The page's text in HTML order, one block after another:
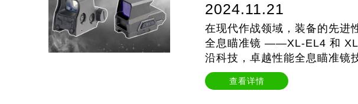
2024.11.21
在现代作战领域，装备的先进
全息瞄准镜 ——XL-EL4 和
沿科技，卓越性能全息瞄准镜
全息技术，通过激光照射…
查看详情